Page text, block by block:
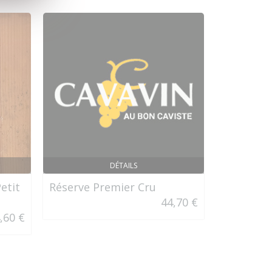
€
DÉTAILS
Réserve Premier Cru
44,70 €